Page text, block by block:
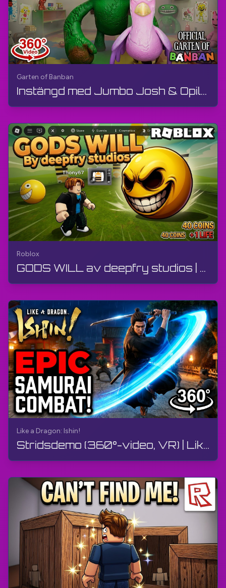
Garten of Banban
Instängd med Jumbo Josh & Opila Bird (360°-video) | Garten of Banban | 360° VR, AI-animation, 4K
Roblox
GODS WILL av deepfry studios | Roblox | Gameplay, utan kommentarer, Android
Like a Dragon: Ishin!
Stridsdemo (360°-video, VR) | Like a Dragon: Ishin! | Gameplay, utan kommentarer, 4K